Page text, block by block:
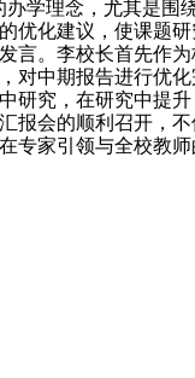
学理念，尤其是围
优化建议，使课题
言。李校长首先作
对中期报告进行优
研究，在研究中提
报会的顺利召开，
专家引领与全校教